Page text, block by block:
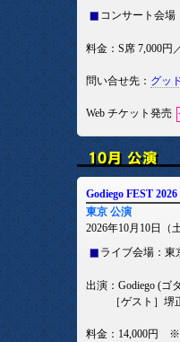
コンサート会
料金：S席 7,000
問い合せ先： グッ
Web チケット発売
Godiego FEST 2026
東京 公演
2026年10月10日（
ライブ会場：
出演：Godiego (ゴ
［ゲスト］
料金：14,000円 ※